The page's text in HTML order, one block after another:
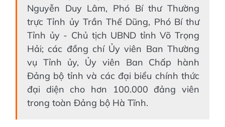
Nguyễn Duy Lâm, Phó Bí thư Thường
trực Tỉnh ủy Trần Thế Dũng, Phó Bí thư
Tỉnh ủy - Chủ tịch UBND tỉnh Võ Trọng
Hải; các đồng chí Ủy viên Ban Thường
vụ Tỉnh ủy, Ủy viên Ban Chấp hành
Đảng bộ tỉnh và các đại biểu chính thức
đại diện cho hơn 100.000 đảng viên
trong toàn Đảng bộ Hà Tĩnh.